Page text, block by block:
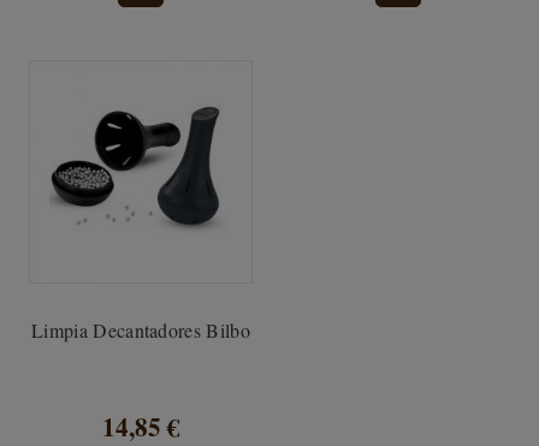
Limpia Decantadores Bilbo
14,85 €